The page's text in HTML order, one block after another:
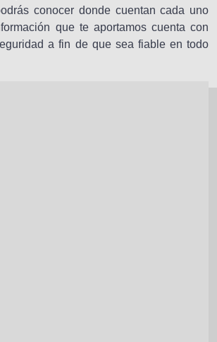
conocer donde cuentan cada uno
que te aportamos cuenta con
a fin de que sea fiable en todo